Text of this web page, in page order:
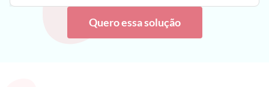
Quero essa solução